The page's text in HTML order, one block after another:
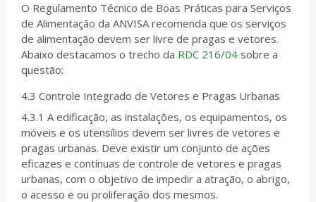
O Regulamento Técnico de Boas Práticas para Serviços
de Alimentação da ANVISA recomenda que os serviços
de alimentação devem ser livre de pragas e vetores.
Abaixo destacamos o trecho da RDC 216/04 sobre a
questão:
4.3 Controle Integrado de Vetores e Pragas Urbanas
4.3.1 A edificação, as instalações, os equipamentos, os
móveis e os utensílios devem ser livres de vetores e
pragas urbanas. Deve existir um conjunto de ações
eficazes e contínuas de controle de vetores e pragas
urbanas, com o objetivo de impedir a atração, o abrigo,
o acesso e ou proliferação dos mesmos.